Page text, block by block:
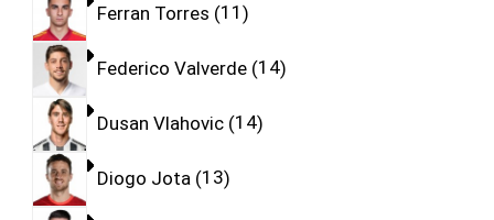
Ferran Torres 11
Federico Valverde 14
Dusan Vlahovic 14
Diogo Jota 13